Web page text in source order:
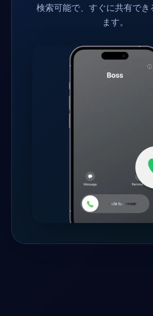
検索可能で、すぐに共有でき
ます。